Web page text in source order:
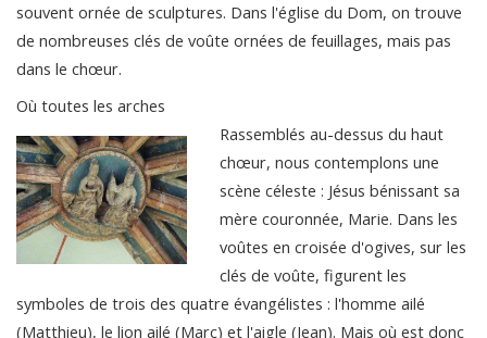
souvent ornée de sculptures. Dans l'église du Dom, on trouve
de nombreuses clés de voûte ornées de feuillages, mais pas
dans le chœur.
Où toutes les arches
Rassemblés au-dessus du haut
chœur, nous contemplons une
scène céleste : Jésus bénissant sa
mère couronnée, Marie. Dans les
voûtes en croisée d'ogives, sur les
clés de voûte, figurent les
symboles de trois des quatre évangélistes : l'homme ailé
(Matthieu), le lion ailé (Marc) et l'aigle (Jean). Mais où est donc